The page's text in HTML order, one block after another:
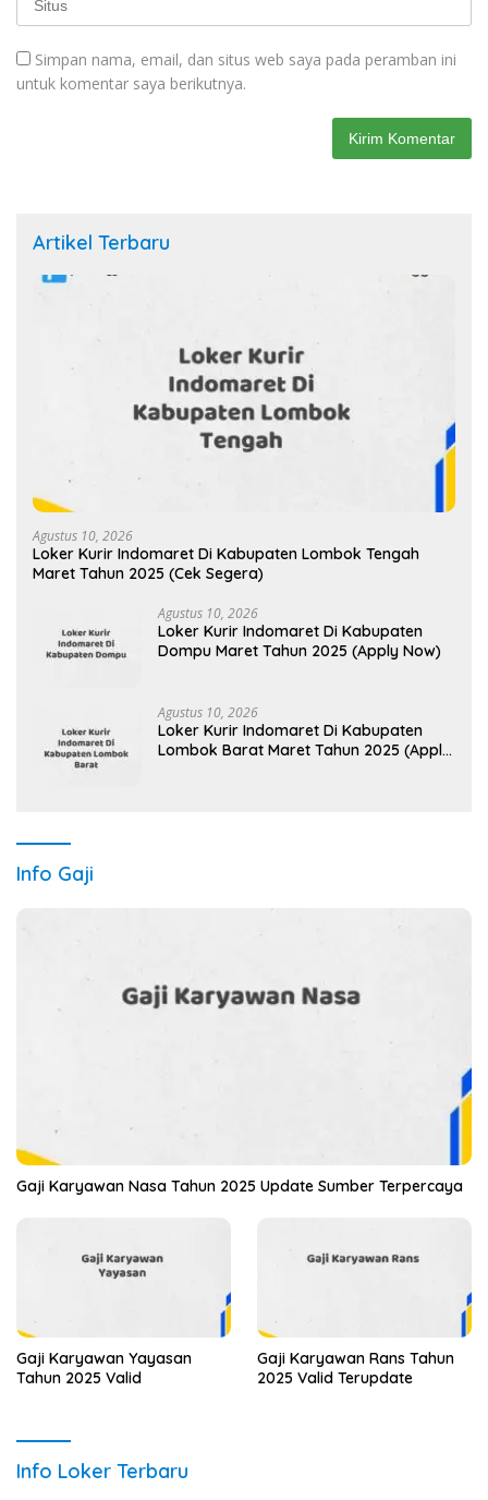
Simpan nama, email, dan situs web saya pada peramban ini
untuk komentar saya berikutnya.
Artikel Terbaru
Agustus 10, 2026
Loker Kurir Indomaret Di Kabupaten Lombok Tengah
Maret Tahun 2025 (Cek Segera)
Agustus 10, 2026
Loker Kurir Indomaret Di Kabupaten
Dompu Maret Tahun 2025 (Apply Now)
Agustus 10, 2026
Loker Kurir Indomaret Di Kabupaten
Lombok Barat Maret Tahun 2025 (Apply
Info Gaji
Gaji Karyawan Nasa Tahun 2025 Update Sumber Terpercaya
Gaji Karyawan Yayasan
Tahun 2025 Valid
Gaji Karyawan Rans Tahun
2025 Valid Terupdate
Info Loker Terbaru